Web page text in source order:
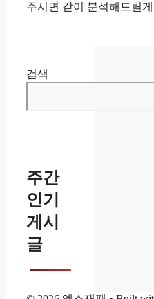
주시면 같이 분석해드릴
검색
주간
인기
게시
글